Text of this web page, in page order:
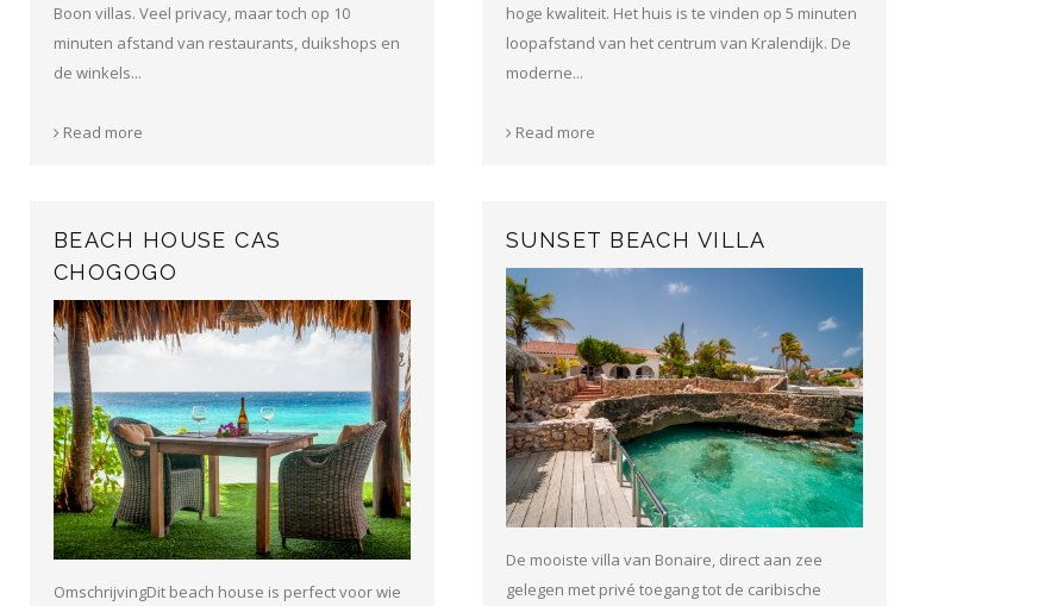
Boon villas. Veel privacy, maar toch op 10
minuten afstand van restaurants, duikshops en
de winkels...
Read more
hoge kwaliteit. Het huis is te vinden op 5 minuten
loopafstand van het centrum van Kralendijk. De
moderne...
Read more
BEACH HOUSE CAS
CHOGOGO
OmschrijvingDit beach house is perfect voor wie
SUNSET BEACH VILLA
De mooiste villa van Bonaire, direct aan zee
gelegen met privé toegang tot de caribische